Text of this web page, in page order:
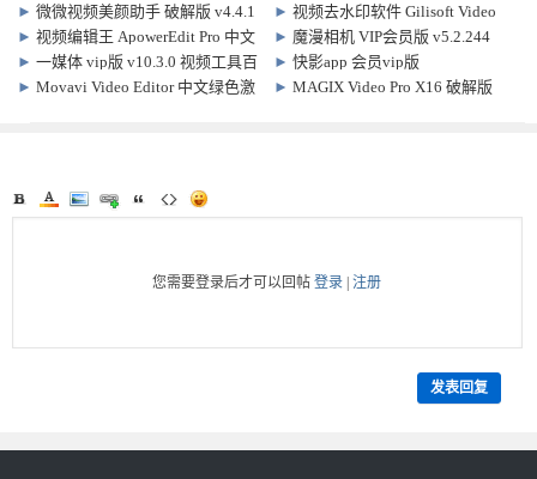
►微微视频美颜助手 破解版 v4.4.1
解锁VIP全功能
►视频去水印软件 Gilisoft Video
Watermark Removal Tool
v2020.08.08 中文激活版
►视频编辑王 ApowerEdit Pro 中文
注册版 v1.7.10.5
► 魔漫相机 VIP会员版 v5.2.244
►一媒体 vip版 v10.3.0 视频工具百
宝箱
►快影app 会员vip版
v7.48.0.748003
►Movavi Video Editor 中文绿色激
►MAGIX Video Pro X16 破解版
您需要登录后才可以回帖登录 |注册
发表回复